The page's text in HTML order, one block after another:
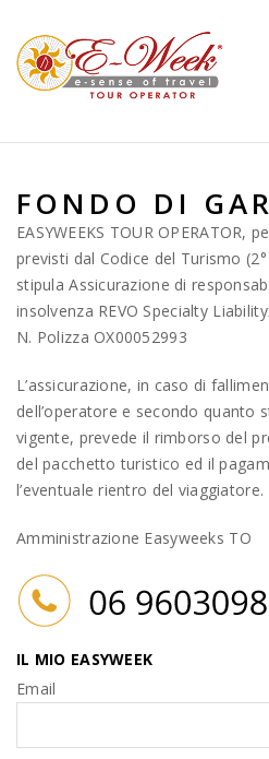
FONDO DI
EASYWEEKS TOUR OPERATOR,
previsti dal Codice del Turismo
stipula Assicurazione di
insolvenza REVO Specialty
N. Polizza OX00052993
L’assicurazione, in caso di
dell’operatore e secondo quanto
vigente, prevede il rimborso del
del pacchetto turistico ed il
l’eventuale rientro del viaggiatore.
Amministrazione Easyweeks TO
IL MIO EASYWEEK
Email